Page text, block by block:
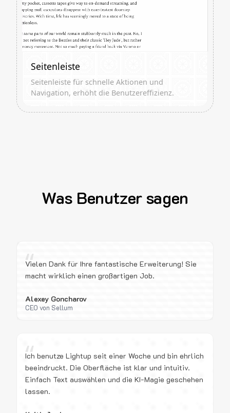
Seitenleiste
Seitenleiste für schnelle Aktionen und
Navigation, erhöht die Benutzereffizienz.
Was Benutzer sagen
“
Vielen Dank für Ihre fantastische Erweiterung! Sie
macht wirklich einen großartigen Job.
Alexey Goncharov
CEO von Sellum
“
Ich benutze Lightup seit einer Woche und bin ehrlich
beeindruckt. Die Oberfläche ist klar und intuitiv.
Einfach Text auswählen und die KI-Magie geschehen
lassen.